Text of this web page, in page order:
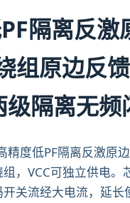
隔离反激
组原边反
级隔离无频
精度低PF隔离反激原
，VCC可独立供电。
关流经大电流，延